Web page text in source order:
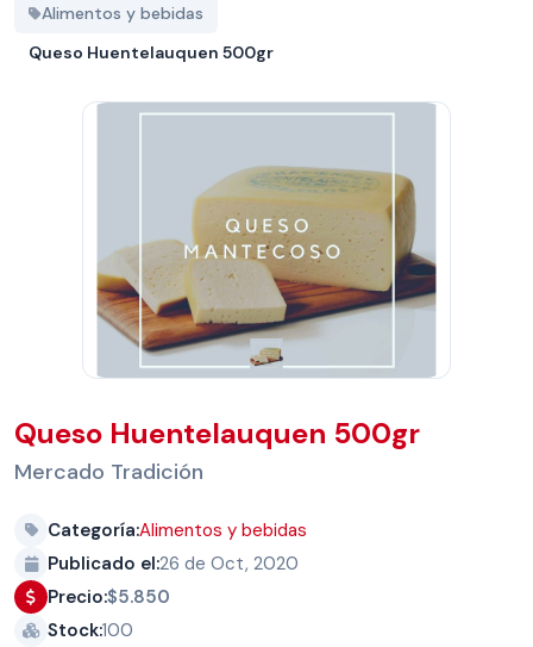
Alimentos y bebidas
Queso Huentelauquen 500gr
Queso Huentelauquen 500gr
Mercado Tradición
Categoría:Alimentos y bebidas
Publicado el:26 de Oct, 2020
Precio:$5.850
Stock:100